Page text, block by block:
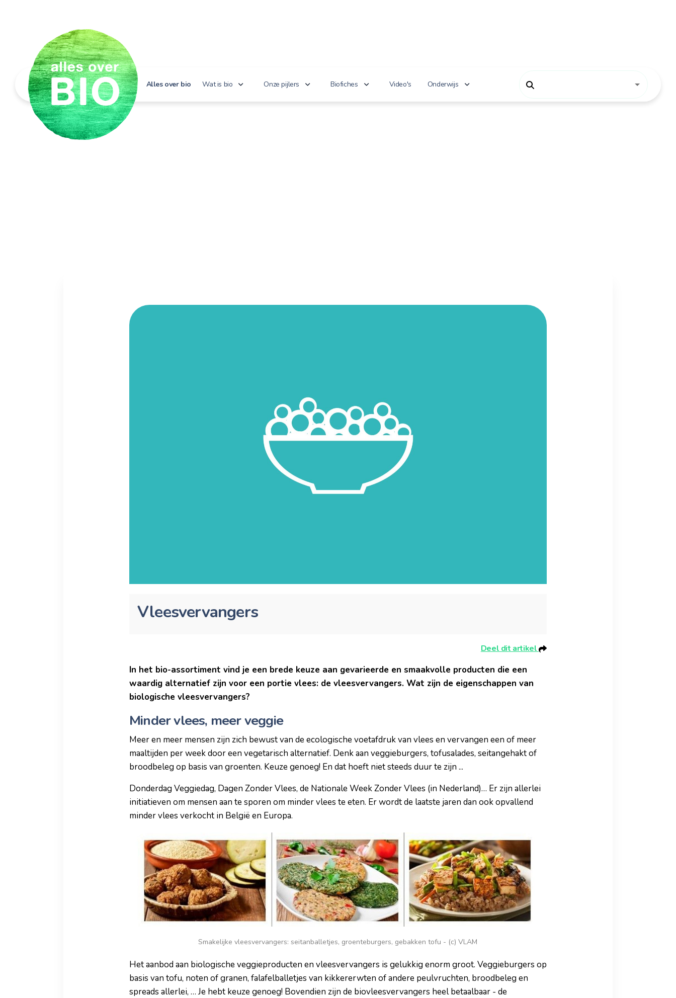
Alles over bio Wat is bio Onze pijlers Biofiches Video's Onderwijs
Vleesvervangers
Deel dit artikel
In het bio-assortiment vind je een brede keuze aan gevarieerde en smaakvolle producten die een
waardig alternatief zijn voor een portie vlees: de vleesvervangers. Wat zijn de eigenschappen van
biologische vleesvervangers?
Minder vlees, meer veggie
Meer en meer mensen zijn zich bewust van de ecologische voetafdruk van vlees en vervangen een of meer
maaltijden per week door een vegetarisch alternatief. Denk aan veggieburgers, tofusalades, seitangehakt of
broodbeleg op basis van groenten. Keuze genoeg! En dat hoeft niet steeds duur te zijn ...
Donderdag Veggiedag, Dagen Zonder Vlees, de Nationale Week Zonder Vlees (in Nederland)… Er zijn allerlei
initiatieven om mensen aan te sporen om minder vlees te eten. Er wordt de laatste jaren dan ook opvallend
minder vlees verkocht in België en Europa.
Smakelijke vleesvervangers: seitanballetjes, groenteburgers, gebakken tofu - (c) VLAM
Het aanbod aan biologische veggieproducten en vleesvervangers is gelukkig enorm groot. Veggieburgers op
basis van tofu, noten of granen, falafelballetjes van kikkererwten of andere peulvruchten, broodbeleg en
spreads allerlei, … Je hebt keuze genoeg! Bovendien zijn de biovleesvervangers heel betaalbaar - de